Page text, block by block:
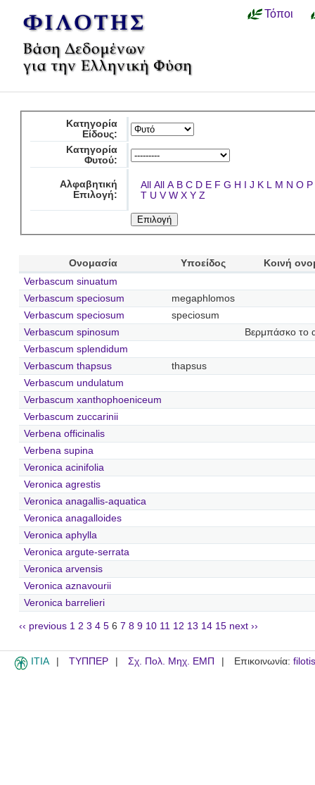
Τόποι
Κατηγορία
Είδους:
Κατηγορία
Φυτού:
Αλφαβητική
Επιλογή:
All All A B C D E F G H I J K L M N O P
T U V W X Y Z
Ονομασία Υποείδος
Κοινή
Verbascum sinuatum
Verbascum speciosum
megaphlomos
Verbascum speciosum
speciosum
Verbascum spinosum
Βερμπάσκο το
Verbascum splendidum
Verbascum thapsus
thapsus
Verbascum undulatum
Verbascum xanthophoeniceum
Verbascum zuccarinii
Verbena officinalis
Verbena supina
Veronica acinifolia
Veronica agrestis
Veronica anagallis-aquatica
Veronica anagalloides
Veronica aphylla
Veronica argute-serrata
Veronica arvensis
Veronica aznavourii
Veronica barrelieri
‹‹ previous 1 2 3 4 5 6 7 8 9 10 11 12 13 14 15 next ››
ITIA ΤΥΠΠΕΡ Σχ. Πολ. Μηχ. ΕΜΠ Επικοινωνία: